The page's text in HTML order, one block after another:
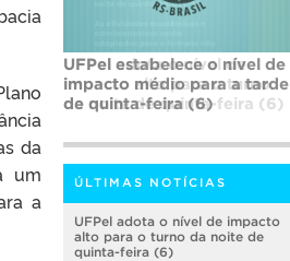
da
um
a
UFPel estabelece o nível de
impacto médio para a tarde
de quinta-feira (6)
ÚLTIMAS NOTÍCIAS
UFPel adota o nível de impacto
alto para o turno da noite de
quinta-feira (6)